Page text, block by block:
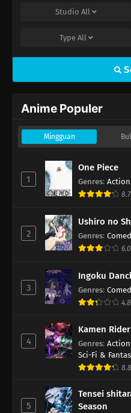
Studio All
Type All
Anime Populer
Mingguan
1
One Piece
Genres: Action
2
Ushiro no
Genres:
3
Ingoku
Genres:
4
Kamen
Genres:
Sci-Fi &
5
Tensei
Season